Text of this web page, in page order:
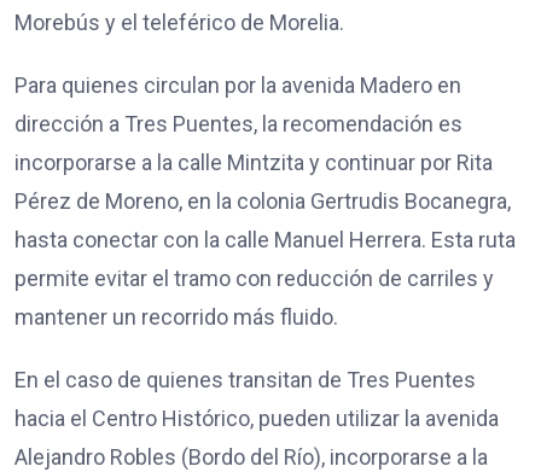
Morebús y el teleférico de Morelia.
Para quienes circulan por la avenida Madero en
dirección a Tres Puentes, la recomendación es
incorporarse a la calle Mintzita y continuar por Rita
Pérez de Moreno, en la colonia Gertrudis Bocanegra,
hasta conectar con la calle Manuel Herrera. Esta ruta
permite evitar el tramo con reducción de carriles y
mantener un recorrido más fluido.
En el caso de quienes transitan de Tres Puentes
hacia el Centro Histórico, pueden utilizar la avenida
Alejandro Robles (Bordo del Río), incorporarse a la